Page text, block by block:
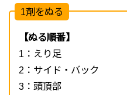
1剤をぬる
【ぬる順番】
1：えり足
2：サイド・バック
3：頭頂部